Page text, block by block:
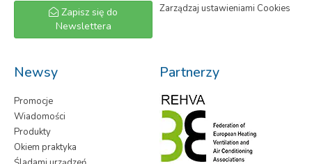
Zapisz się do
Newslettera
Zarządzaj ustawieniami Cookies
Newsy
Promocje
Wiadomości
Produkty
Okiem praktyka
Partnerzy